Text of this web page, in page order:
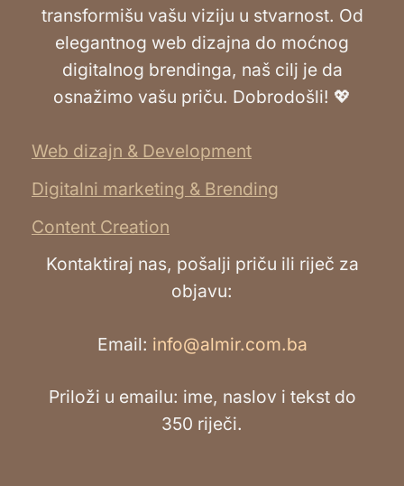
transformišu vašu viziju u stvarnost. Od
elegantnog web dizajna do moćnog
digitalnog brendinga, naš cilj je da
osnažimo vašu priču. Dobrodošli! 💖
Web dizajn & Development
Digitalni marketing & Brending
Content Creation
Kontaktiraj nas, pošalji priču ili riječ za
objavu:
Email: info@almir.com.ba
Priloži u emailu: ime, naslov i tekst do
350 riječi.